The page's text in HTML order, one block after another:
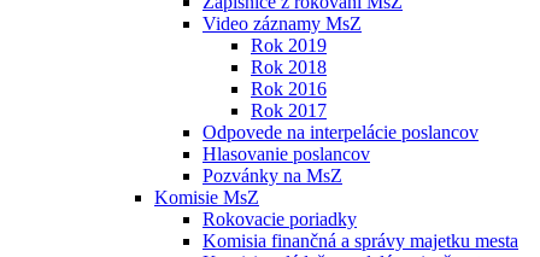
Video záznamy MsZ
Rok 2019
Rok 2018
Rok 2016
Rok 2017
Odpovede na interpelácie poslancov
Hlasovanie poslancov
Pozvánky na MsZ
Komisie MsZ
Rokovacie poriadky
Komisia finančná a správy majetku mesta